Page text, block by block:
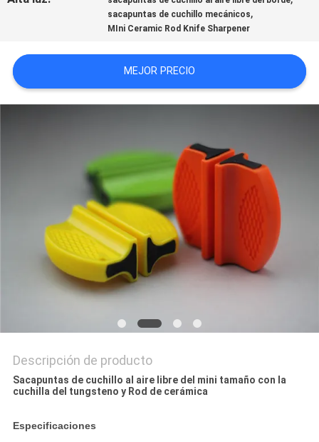
CASOS
SOLICITAR
CITA
MAPA
SITIO
PRIVACY
POLICY
sacapuntas de cuchillo mecánicos,
MIni Ceramic Rod Knife Sharpener
MEJOR PRECIO
Descripción de producto
Sacapuntas de cuchillo al aire libre del mini tamaño con la
cuchilla del tungsteno y Rod de cerámica
Especificaciones